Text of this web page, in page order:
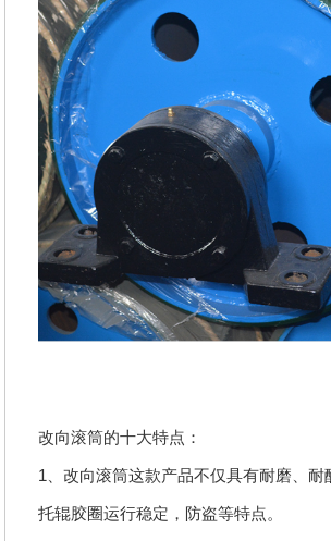
改向滚筒的十大特点：
1、改向滚筒这款产品不仅具有耐磨、
托辊胶圈运行稳定，防盗等特点。